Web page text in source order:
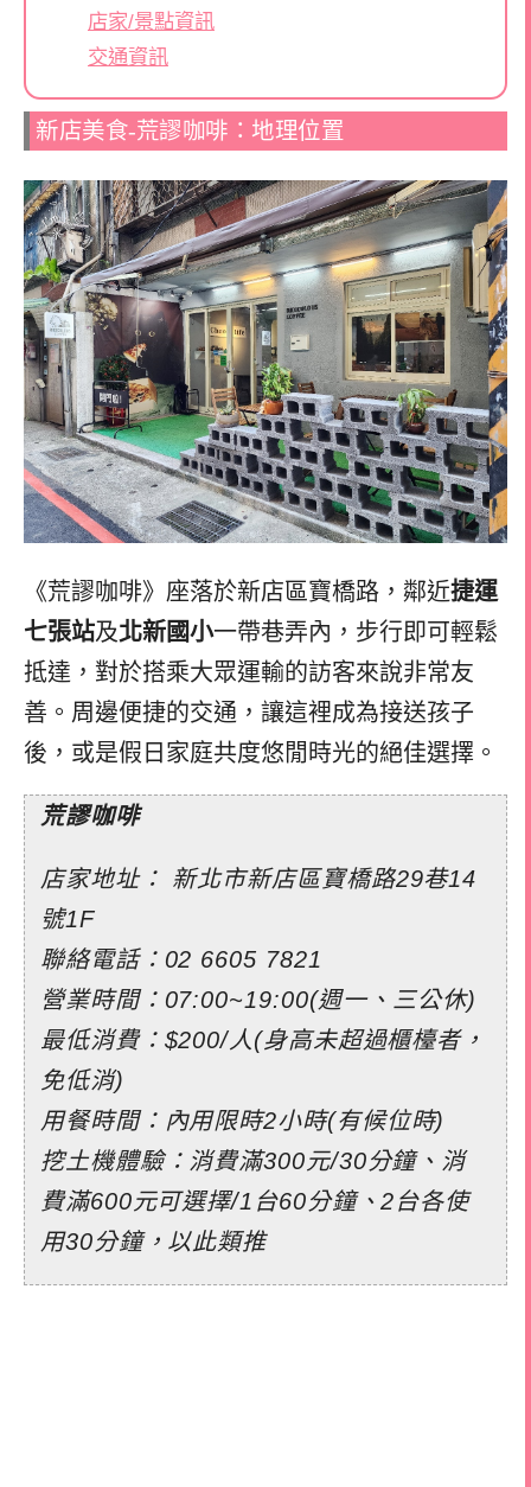
店家/景點資訊
交通資訊
新店美食-荒謬咖啡：地理位置
《荒謬咖啡》座落於新店區寶橋路，鄰近捷運
七張站及北新國小一帶巷弄內，步行即可輕鬆
抵達，對於搭乘大眾運輸的訪客來說非常友
善。周邊便捷的交通，讓這裡成為接送孩子
後，或是假日家庭共度悠閒時光的絕佳選擇。
荒謬咖啡
店家地址： 新北市新店區寶橋路29巷14
號1F
聯絡電話：02 6605 7821
營業時間：07:00~19:00(週一、三公休)
最低消費：$200/人(身高未超過櫃檯者，
免低消)
用餐時間：內用限時2小時(有候位時)
挖土機體驗：消費滿300元/30分鐘、消
費滿600元可選擇/1台60分鐘、2台各使
用30分鐘，以此類推